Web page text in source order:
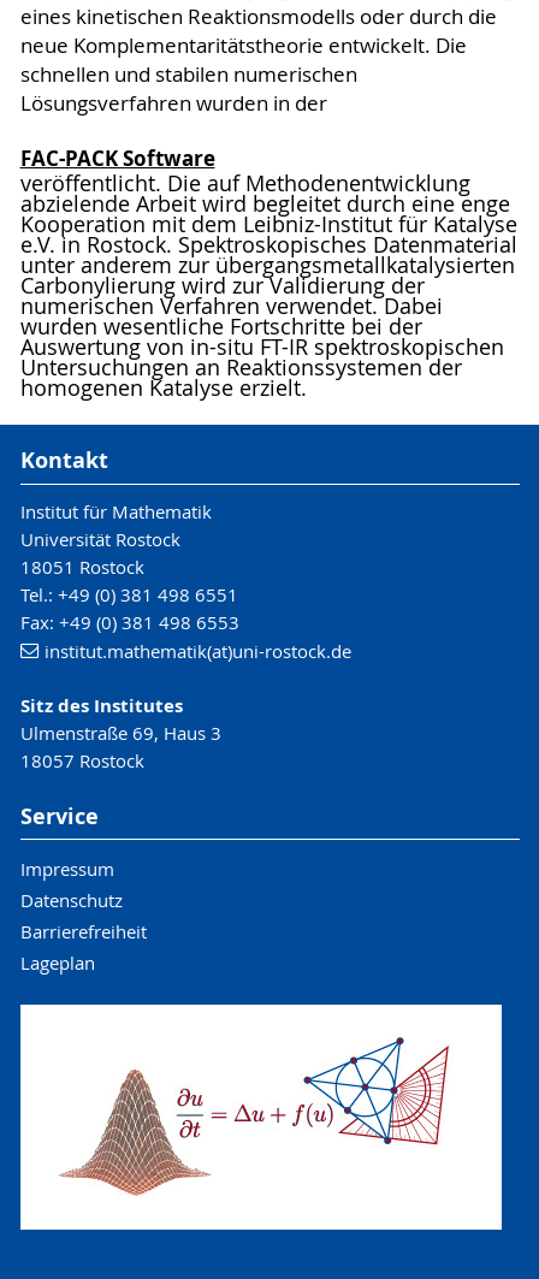
eines kinetischen Reaktionsmodells oder durch die
neue Komplementaritätstheorie entwickelt. Die
schnellen und stabilen numerischen
Lösungsverfahren wurden in der
FAC-PACK Software
veröffentlicht. Die auf Methodenentwicklung
abzielende Arbeit wird begleitet durch eine enge
Kooperation mit dem Leibniz-Institut für Katalyse
e.V. in Rostock. Spektroskopisches Datenmaterial
unter anderem zur übergangsmetallkatalysierten
Carbonylierung wird zur Validierung der
numerischen Verfahren verwendet. Dabei
wurden wesentliche Fortschritte bei der
Auswertung von in-situ FT-IR spektroskopischen
Untersuchungen an Reaktionssystemen der
homogenen Katalyse erzielt.
Kontakt
Institut für Mathematik
Universität Rostock
18051 Rostock
Tel.: +49 (0) 381 498 6551
Fax: +49 (0) 381 498 6553
institut.mathematik(at)uni-rostock.de
Sitz des Institutes
Ulmenstraße 69, Haus 3
18057 Rostock
Service
Impressum
Datenschutz
Barrierefreiheit
Lageplan